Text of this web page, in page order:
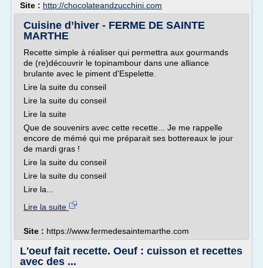
Site : http://chocolateandzucchini.com
Cuisine d’hiver - FERME DE SAINTE
MARTHE
Recette simple à réaliser qui permettra aux gourmands
de (re)découvrir le topinambour dans une alliance
brulante avec le piment d'Espelette.
Lire la suite du conseil
Lire la suite du conseil
Lire la suite
Que de souvenirs avec cette recette... Je me rappelle
encore de mémé qui me préparait ses bottereaux le jour
de mardi gras !
Lire la suite du conseil
Lire la suite du conseil
Lire la...
Lire la suite
Site : https://www.fermedesaintemarthe.com
L'oeuf fait recette. Oeuf : cuisson et recettes
avec des ...